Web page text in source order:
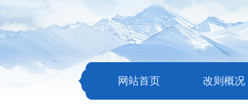
网站首页 改则概况